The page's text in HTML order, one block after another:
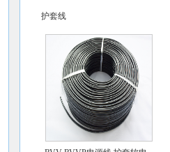
护套线